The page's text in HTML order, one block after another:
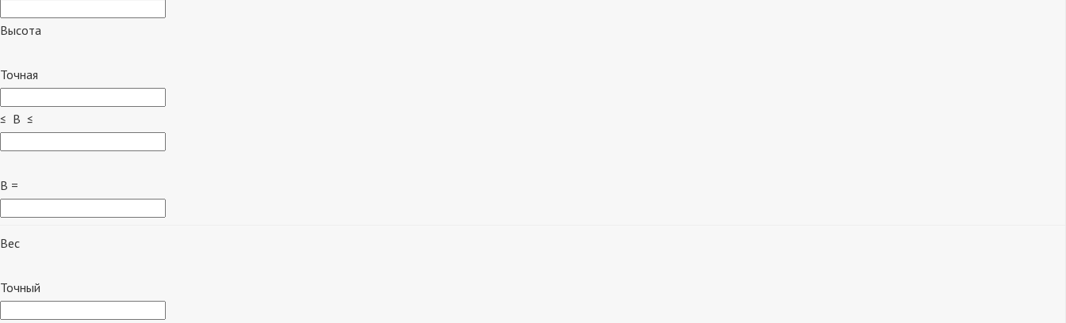
Высота
Точная
≤ B ≤
B =
Вес
Точный